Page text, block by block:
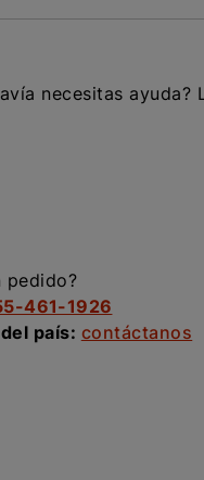
necesitas ayuda?
pedido?
461-1926
país: contáctanos